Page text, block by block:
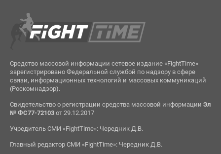
Средство массовой информации сетевое издание «FightTime»
зарегистрировано Федеральной службой по надзору в сфере
связи, информационных технологий и массовых коммуникаций
(Роскомнадзор).
Свидетельство о регистрации средства массовой информации Эл
№ ФС77-72103от 29.12.2017
Учредитель СМИ «FightTime»: Чередник Д.В.
Главный редактор СМИ «FightTime»: Чередник Д.В.